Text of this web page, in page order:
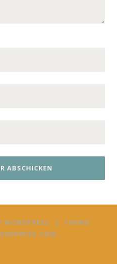
WORDPRESS |
THEME:
.